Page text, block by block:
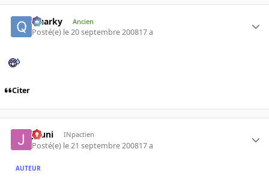
Quarky Ancien
Posté(e) le 20 septembre 200817 a
Citer
Juuni INpactien
Posté(e) le 21 septembre 200817 a
AUTEUR